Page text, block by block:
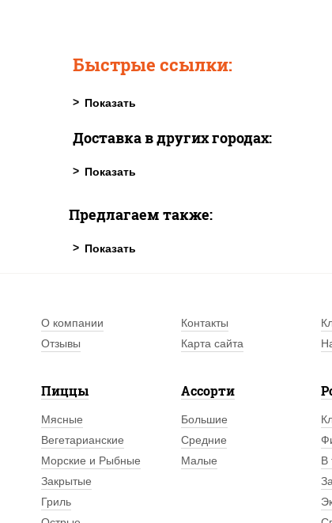
Быстрые ссылки:
Доставка в других городах:
Предлагаем также:
О компании Контакты
Отзывы
Карта сайта
Пиццы
Мясные
Вегетарианские
Морские и Рыбные
Закрытые
Гриль
Ассорти
Большие
Средние
Малые
В